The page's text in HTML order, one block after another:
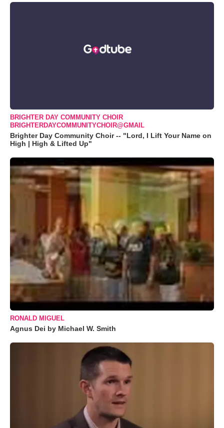
BRIGHTER DAY COMMUNITY CHOIR
BRIGHTERDAYCOMMUNITYCHOIR@GMAIL
Brighter Day Community Choir -- "Lord, I Lift Your Name on
High | High & Lifted Up"
RONALD MIGUEL
Agnus Dei by Michael W. Smith